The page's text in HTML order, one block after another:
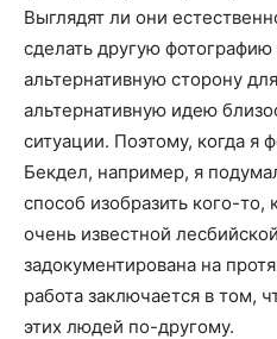
Выглядят ли они
сделать другую
альтернативную сторону
альтернативную идею
ситуации. Поэтому, когда я
Бекдел, например, я
способ изобразить кого-то,
очень известной
задокументирована на
работа заключается в том,
этих людей по-другому.